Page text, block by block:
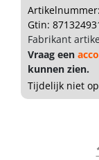
Gtin:
Fabrikant
Vraag een
kunnen zien.
Tijdelijk niet